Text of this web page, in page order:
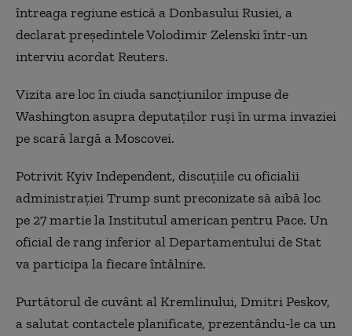
întreaga regiune estică a Donbasului Rusiei, a
declarat preşedintele Volodimir Zelenski într-un
interviu acordat Reuters.
Vizita are loc în ciuda sancţiunilor impuse de
Washington asupra deputaţilor ruşi în urma invaziei
pe scară largă a Moscovei.
Potrivit Kyiv Independent, discuţiile cu oficialii
administraţiei Trump sunt preconizate să aibă loc
pe 27 martie la Institutul american pentru Pace. Un
oficial de rang inferior al Departamentului de Stat
va participa la fiecare întâlnire.
Purtătorul de cuvânt al Kremlinului, Dmitri Peskov,
a salutat contactele planificate, prezentându-le ca un